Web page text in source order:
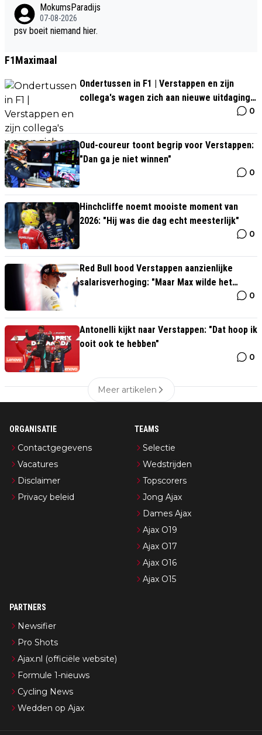
MokumsParadijs
07-08-2026
psv boeit niemand hier.
F1Maximaal
Ondertussen in F1 | Verstappen en zijn
collega's wagen zich aan nieuwe uitdaging
0
Oud-coureur toont begrip voor Verstappen:
"Dan ga je niet winnen"
0
Hinchcliffe noemt mooiste moment van
2026: "Hij was die dag echt meesterlijk"
0
Red Bull bood Verstappen aanzienlijke
salarisverhoging: "Maar Max wilde het
0
Antonelli kijkt naar Verstappen: "Dat hoop ik
ooit ook te hebben"
0
Meer artikelen
ORGANISATIE
Contactgegevens
Vacatures
Disclaimer
Privacy beleid
TEAMS
Selectie
Wedstrijden
Topscorers
Jong Ajax
Dames Ajax
Ajax O19
Ajax O17
Ajax O16
Ajax O15
PARTNERS
Newsifier
Pro Shots
Ajax.nl (officiële website)
Formule 1-nieuws
Cycling News
Wedden op Ajax